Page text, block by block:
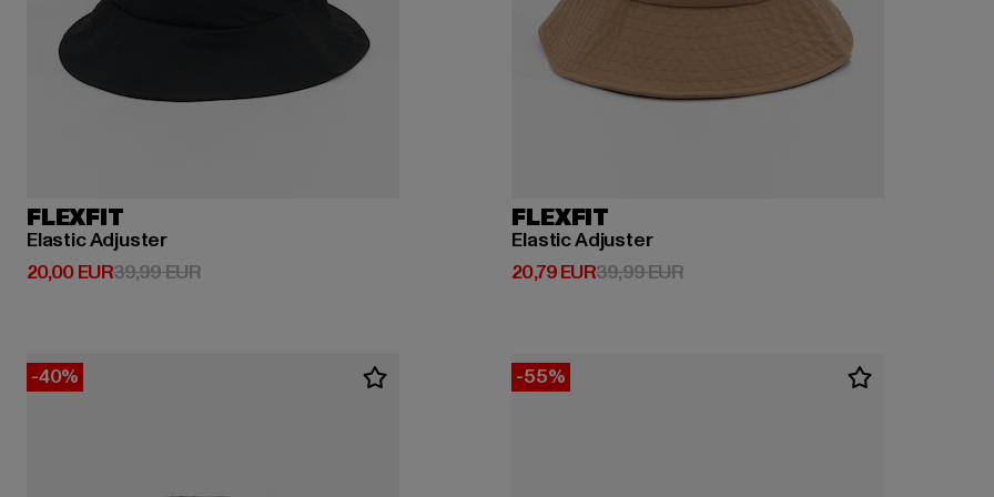
FLEXFIT
Elastic Adjuster
20,00 EUR
Derzeitiger Preis: 20,00 EUR
39,99 EURAktionspreis: 39,99 EUR
FLEXFIT
Elastic Adjuster
20,79 EUR
Derzeitiger Preis: 20,79 EUR
39,99 EURAktionspreis: 39,99 EUR
-40% -55%